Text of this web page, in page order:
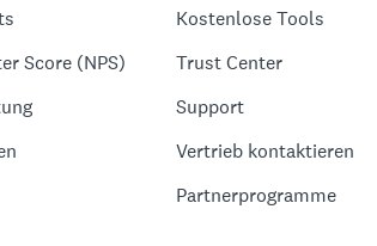
Score (NPS)
Kostenlose Tools
Trust Center
Support
Vertrieb kontaktieren
Partnerprogramme